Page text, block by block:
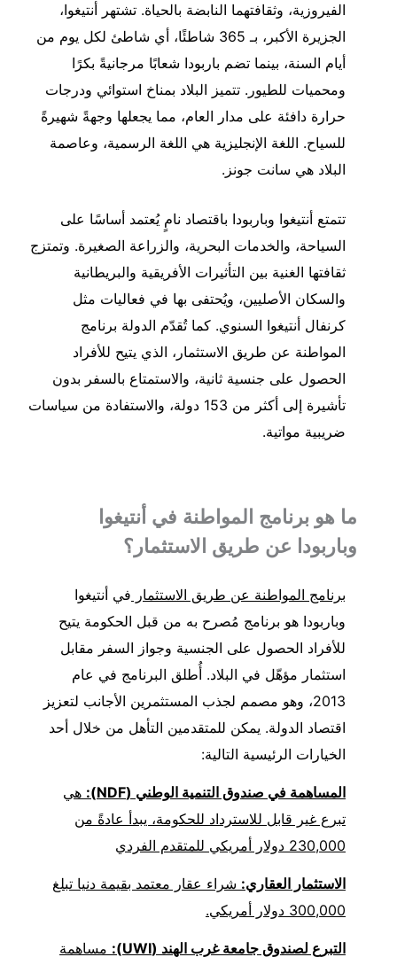
الفيروزية، وثقافتهما النابضة بالحياة. تشتهر أنتيغوا،
الجزيرة الأكبر، بـ 365 شاطئًا، أي شاطئ لكل يوم من
أيام السنة، بينما تضم باربودا شعابًا مرجانيةً بكرًا
ومحميات للطيور. تتميز البلاد بمناخ استوائي ودرجات
حرارة دافئة على مدار العام، مما يجعلها وجهةً شهيرةً
للسياح. اللغة الإنجليزية هي اللغة الرسمية، وعاصمة
البلاد هي سانت جونز.
تتمتع أنتيغوا وباربودا باقتصاد نامٍ يُعتمد أساسًا على
السياحة، والخدمات البحرية، والزراعة الصغيرة. وتمتزج
ثقافتها الغنية بين التأثيرات الأفريقية والبريطانية
والسكان الأصليين، ويُحتفى بها في فعاليات مثل
كرنفال أنتيغوا السنوي. كما تُقدّم الدولة برنامج
المواطنة عن طريق الاستثمار، الذي يتيح للأفراد
الحصول على جنسية ثانية، والاستمتاع بالسفر بدون
تأشيرة إلى أكثر من 153 دولة، والاستفادة من سياسات
ضريبية مواتية.
ما هو برنامج المواطنة في أنتيغوا
وباربودا عن طريق الاستثمار؟
برنامج المواطنة عن طريق الاستثمار في أنتيغوا
وباربودا هو برنامج مُصرح به من قبل الحكومة يتيح
للأفراد الحصول على الجنسية وجواز السفر مقابل
استثمار مؤهّل في البلاد. أُطلق البرنامج في عام
2013، وهو مصمم لجذب المستثمرين الأجانب لتعزيز
اقتصاد الدولة. يمكن للمتقدمين التأهل من خلال أحد
الخيارات الرئيسية التالية:
المساهمة في صندوق التنمية الوطني (NDF):
هي
تبرع غير قابل للاسترداد للحكومة، يبدأ عادةً من
230,000 دولار أمريكي للمتقدم الفردي
الاستثمار العقاري: شراء عقار معتمد بقيمة دنيا تبلغ
300,000 دولار أمريكي.
التبرع لصندوق جامعة غرب الهند (UWI):
مساهمة